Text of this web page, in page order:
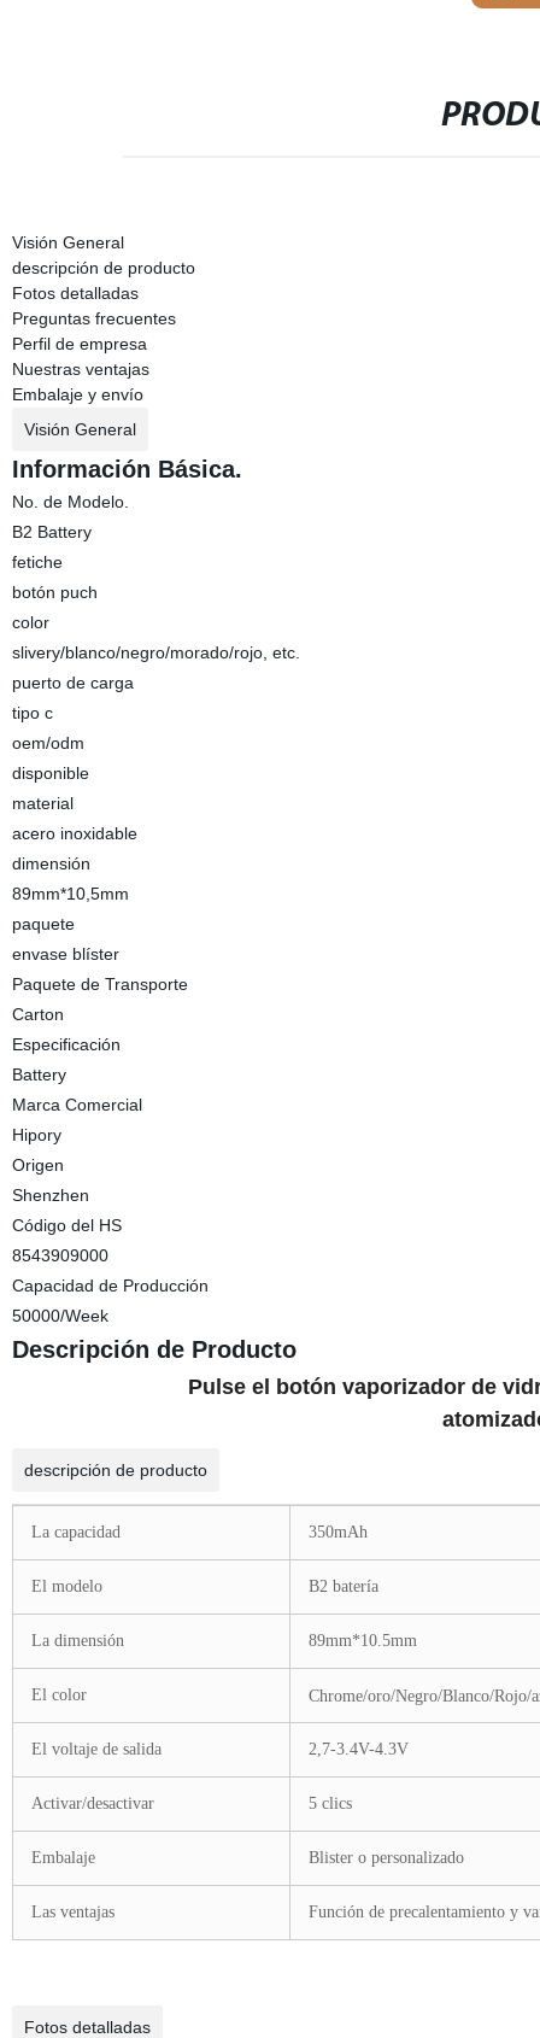
Visión General
descripción de producto
Fotos detalladas
Preguntas frecuentes
Perfil de empresa
Nuestras ventajas
Embalaje y envío
Visión General
Información Básica.
No. de Modelo.
B2 Battery
fetiche
botón puch
color
slivery/blanco/negro/morado/rojo, etc.
puerto de carga
tipo c
oem/odm
disponible
material
acero inoxidable
dimensión
89mm*10,5mm
paquete
envase blíster
Paquete de Transporte
Carton
Especificación
Battery
Marca Comercial
Hipory
Origen
Shenzhen
Código del HS
8543909000
Capacidad de Producción
50000/Week
Descripción de Producto
Pulse el botón vaporizador de
descripción de producto
La capacidad 350mAh
El modelo B2 batería
La dimensión 89mm*10.5mm
El color Chrome/oro/Negro/Blanco/Rojo/
El voltaje de salida 2,7-3.4V-4.3V
Activar/desactivar 5 clics
Embalaje Blister o personalizado
Las ventajas Función de precalentamiento y
Fotos detalladas